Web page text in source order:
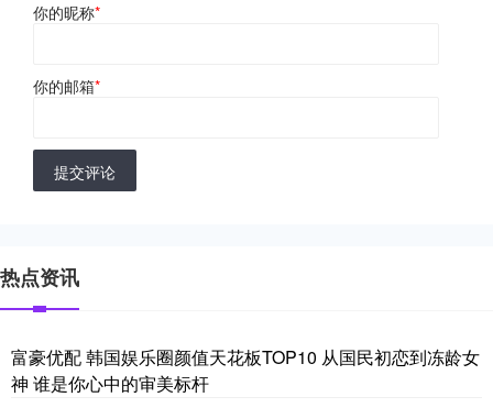
你的昵称*
你的邮箱*
提交评论
热点资讯
富豪优配 韩国娱乐圈颜值天花板TOP10 从国民初恋到冻龄女
神 谁是你心中的审美标杆